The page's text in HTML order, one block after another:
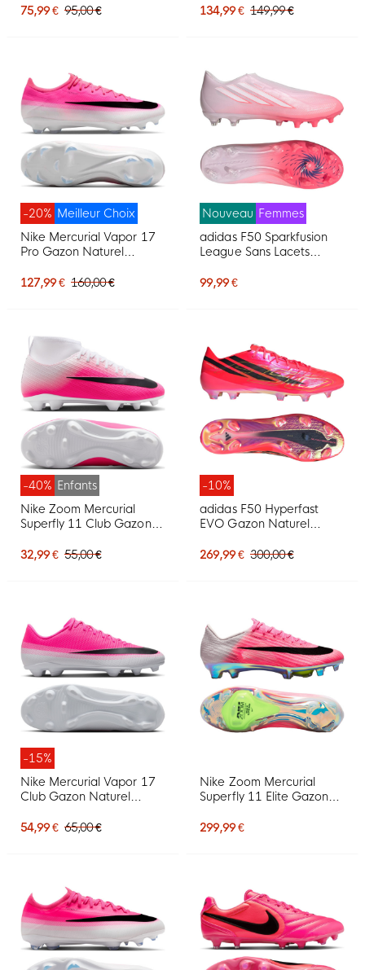
Foot (FG) Rose Vif Noir
75,99 € 95,00 €
Rose Vif Noir Doré Blanc
134,99 € 149,99 €
Meilleur Choix
-20%
Nike Mercurial Vapor 17
Pro Gazon Naturel
Rose Vif Blanc Noir
127,99 € 160,00 €
Nouveau Femmes
adidas F50 Sparkfusion
League Sans Lacets
Chaussures de Foot (MG)
99,99 €
-40% Enfants
Nike Zoom Mercurial
Superfly 11 Club Gazon
Chaussures de Foot (MG)
32,99 € 55,00 €
-10%
adidas F50 Hyperfast
EVO Gazon Naturel
Rose Vif Noir Doré Blanc
269,99 € 300,00 €
-15%
Nike Mercurial Vapor 17
Club Gazon Naturel
Chaussures de Foot (MG)
54,99 € 65,00 €
Nike Zoom Mercurial
Superfly 11 Elite Gazon
Foot (FG) Rose Vif Blanc
299,99 €